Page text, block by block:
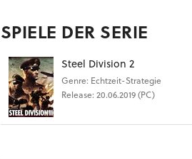
SPIELE DER SERIE
Steel Division 2
Genre: Echtzeit-Strategie
Release: 20.06.2019 (PC)